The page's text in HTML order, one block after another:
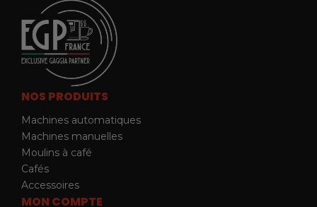
NOS PRODUITS
Machines automatiques
Machines manuelles
Moulins à café
Cafés
Accessoires
MON COMPTE